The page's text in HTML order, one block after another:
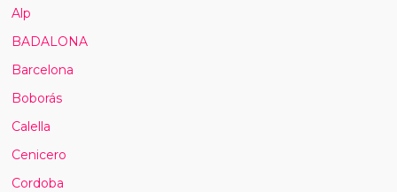
Alp
BADALONA
Barcelona
Boborás
Calella
Cenicero
Cordoba